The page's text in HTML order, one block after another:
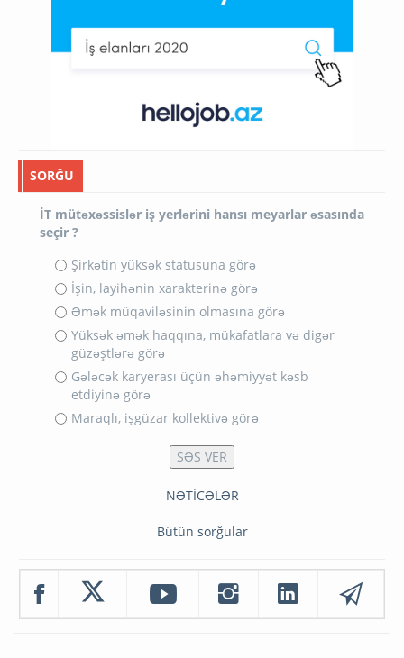
SORĞU
İT mütəxəssislər iş yerlərini hansı meyarlar əsasında
seçir ?
Şirkətin yüksək statusuna görə
İşin, layihənin xarakterinə görə
Əmək müqaviləsinin olmasına görə
Yüksək əmək haqqına, mükafatlara və digər
güzəştlərə görə
Gələcək karyerası üçün əhəmiyyət kəsb
etdiyinə görə
Maraqlı, işgüzar kollektivə görə
NƏTİCƏLƏR
Bütün sorğular